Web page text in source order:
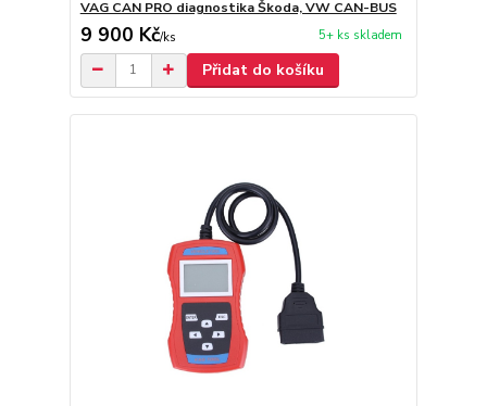
VAG CAN PRO diagnostika Škoda, VW CAN-BUS
9 900 Kč/ks 5+ ks skladem
Přidat do košíku